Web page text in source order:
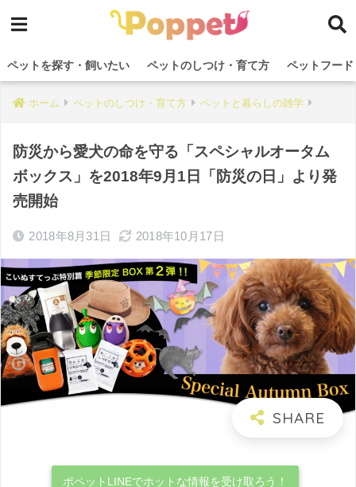
ペットを探す・飼いたい ペットのしつけ・育て方 ペットフー
ホーム ペットのしつけ・育て方 ペットと暮らしの雑学
防災から愛犬の命を守る「スペシャルオータム
ボックス」を2018年9月1日「防災の日」より発
売開始
2018年8月31日 2018年10月17日
ポペットLINEでホットな情報を受け取ろう！